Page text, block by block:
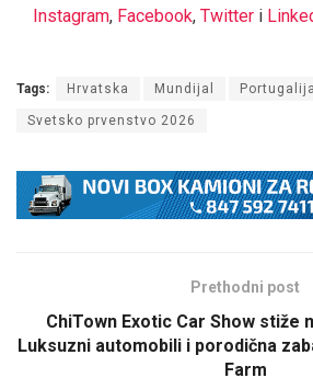
Instagram, Facebook, Twitter i
Tags: Hrvatska Mundijal Portugalija
Svetsko prvenstvo 2026
Prethodni post
ChiTown Exotic Car Show stiže
Luksuzni automobili i porodična
Farm